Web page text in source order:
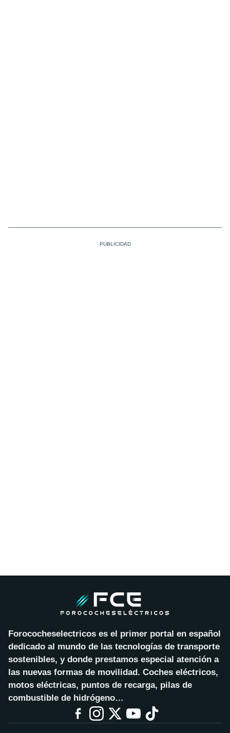
Forococheselectricos es el primer portal en español
dedicado al mundo de las tecnologías de transporte
sostenibles, y donde prestamos especial atención a
las nuevas formas de movilidad. Coches eléctricos,
motos eléctricas, puntos de recarga, pilas de
combustible de hidrógeno…